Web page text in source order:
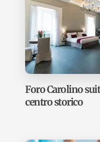
Foro Carolino
centro storico